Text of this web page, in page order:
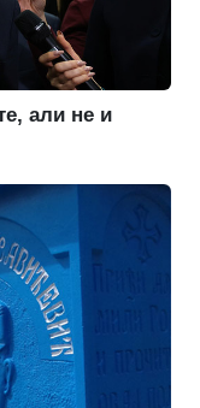
али не и